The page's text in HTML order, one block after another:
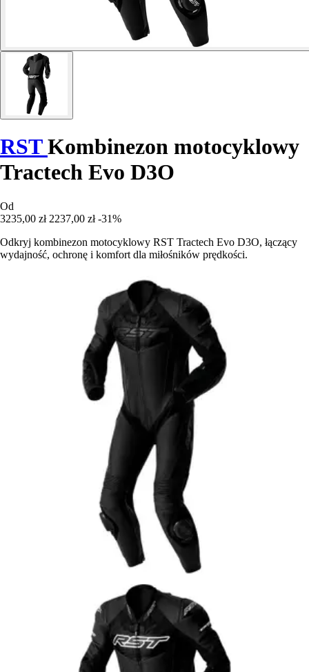
RSTKombinezon motocyklowy
Tractech Evo D3O
Od
3235,00 zł 2237,00 zł -31%
Odkryj kombinezon motocyklowy RST Tractech Evo D3O, łączący
wydajność, ochronę i komfort dla miłośników prędkości.